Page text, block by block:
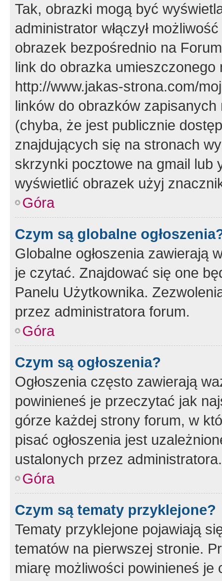
Tak, obrazki mogą być
administrator włączył
obrazek bezpośrednio na
link do obrazka
http://www.jakas-strona.com/
linków do obrazków
(chyba, że jest publicznie
znajdujących się na stronach
skrzynki pocztowe na gmail lub
wyświetlić obrazek użyj
Góra
Czym są globalne
Globalne ogłoszenia zawierają
je czytać. Znajdować się one
Panelu Użytkownika.
przez administratora forum.
Góra
Czym są ogłoszenia?
Ogłoszenia często zawierają
powinieneś je przeczytać jak
górze każdej strony forum, w
pisać ogłoszenia jest
ustalonych przez administratora.
Góra
Czym są tematy przyklejone?
Tematy przyklejone pojawiają
tematów na pierwszej stronie.
miarę możliwości powinieneś je